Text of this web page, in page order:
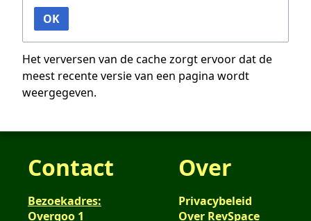
OK
Het verversen van de cache zorgt ervoor dat de
meest recente versie van een pagina wordt
weergegeven.
Contact
Bezoekadres:
Overgoo 1
Over
Privacybeleid
Over RevSpace